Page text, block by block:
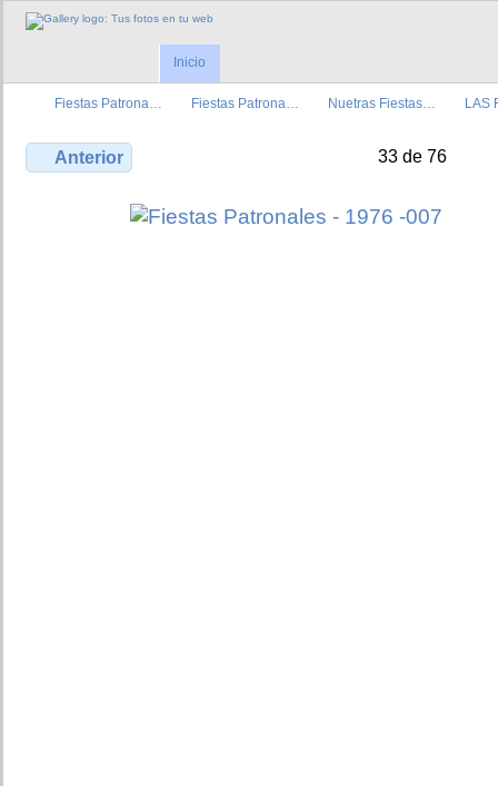
Inicio
Fiestas Patrona… Fiestas Patrona… Nuetras Fiestas…
Anterior 33 de 76